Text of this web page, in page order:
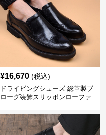
¥16,670 (税込)
ドライビングシューズ 総革製ブ
ローグ装飾スリッポンローファ